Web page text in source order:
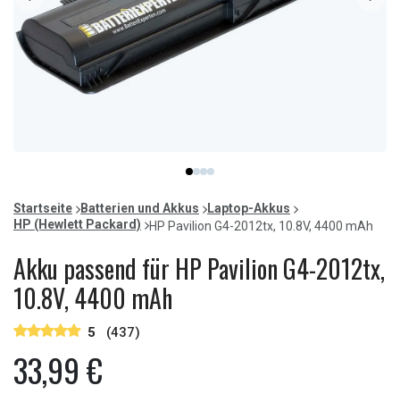
item
0
item
1
item
2
item
3
of
4
Startseite Batterien und Akkus
Laptop-Akkus
HP (Hewlett Packard)
HP Pavilion G4-2012tx, 10.8V, 4400 mAh
Akku passend für HP Pavilion G4-2012tx,
10.8V, 4400 mAh
5 (437)
33,99 €